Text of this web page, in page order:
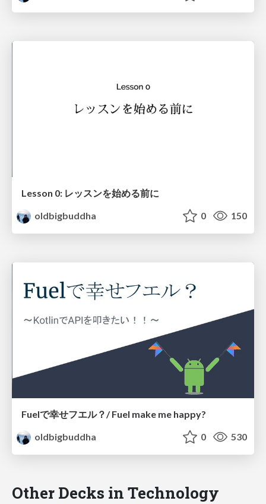
Lesson 0: レッスンを始める前に
oldbigbuddha
0 150
Fuelで幸せフエル？/ Fuel make me happy?
oldbigbuddha
0 530
Other Decks in Technology